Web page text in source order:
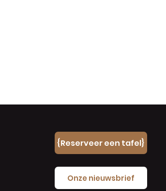
{Reserveer een tafel}
Onze nieuwsbrief